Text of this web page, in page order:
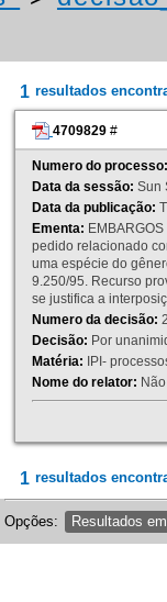
1 resultados
4709829 #
Numero do processo:
Data da sessão: Sun
Data da publicação:
Ementa:
pedido relacionado
uma espécie do
9.250/95. Recurso
se justifica a
Numero da decisão:
Decisão: Por
Matéria: IPI-
Nome do relator:
1 resultados
Opções: Resultados em